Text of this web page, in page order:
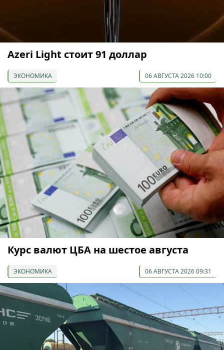
Azeri Light стоит 91 доллар
ЭКОНОМИКА 06 АВГУСТА 2026 10:00
Курс валют ЦБА на шестое августа
ЭКОНОМИКА 06 АВГУСТА 2026 09:31